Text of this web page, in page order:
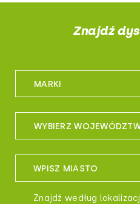
Znajdź
MARKI
m_bike
maxxis
sportful
controltech
WYBIERZ
woj. dolnośląskie
woj. kujawsko-
WPISZ MIASTO
Znajdź według